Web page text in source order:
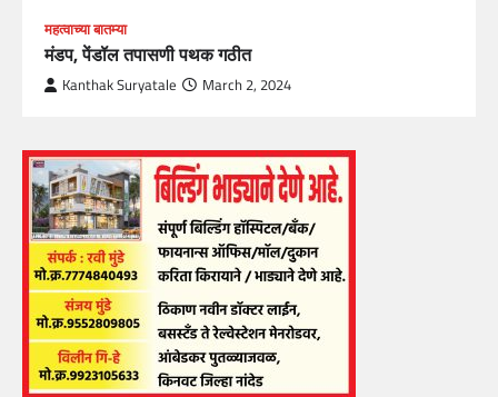
महत्वाच्या बातम्या
मंडप, पेंडॉल तपासणी पथक गठीत
Kanthak Suryatale March 2, 2024